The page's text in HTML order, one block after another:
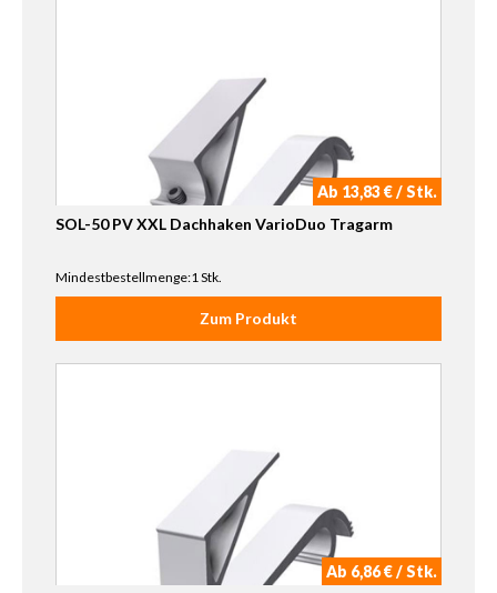
Ab 13,83 € / Stk.
SOL-50 PV XXL Dachhaken VarioDuo Tragarm
Mindestbestellmenge:1 Stk.
Zum Produkt
Ab 6,86 € / Stk.